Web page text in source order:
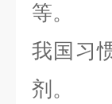
等。
我国习
剂。